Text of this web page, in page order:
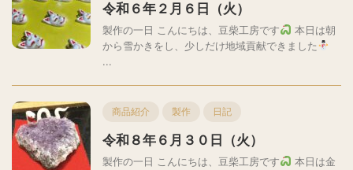
令和６年２月６日（火）
製作の一日 こんにちは、豆柴工房です
本日は朝
から雪かきをし、少しだけ地域貢献できました
...
商品紹介 製作 日記
令和８年６月３０日（火）
製作の一日 こんにちは、豆柴工房です
本日は金